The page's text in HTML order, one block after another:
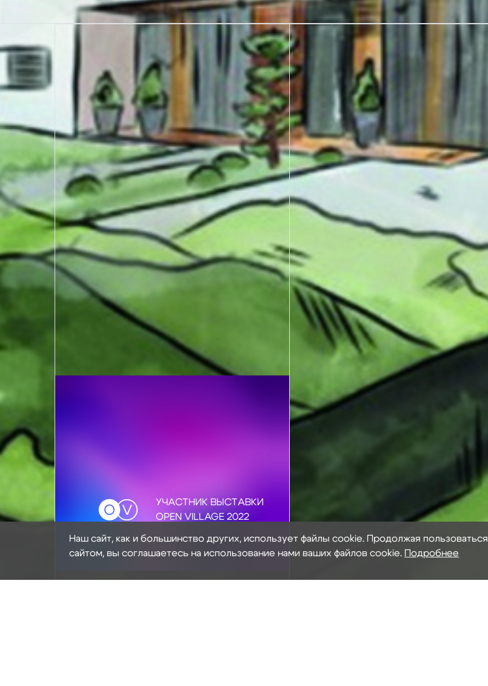
УЧАСТНИК ВЫСТАВКИ
OPEN VILLAGE 2022
Наш сайт, как и большинство других, использует файлы cookie. Продолжая пользоваться
сайтом, вы соглашаетесь на использование нами ваших файлов cookie. Подробнее